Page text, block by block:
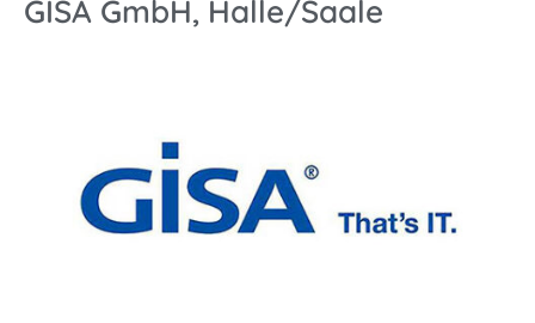
GISA GmbH, Halle/Saale